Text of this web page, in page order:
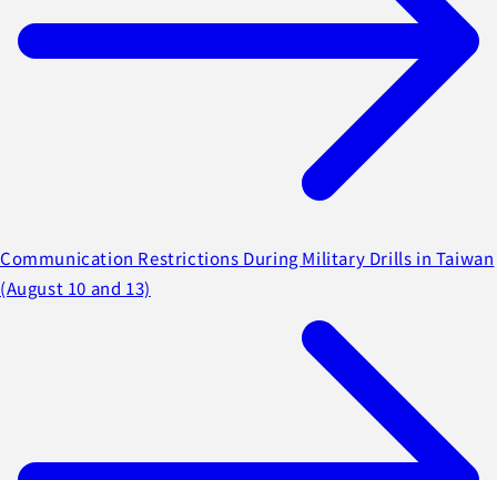
Communication Restrictions During Military Drills in Taiwan
(August 10 and 13)